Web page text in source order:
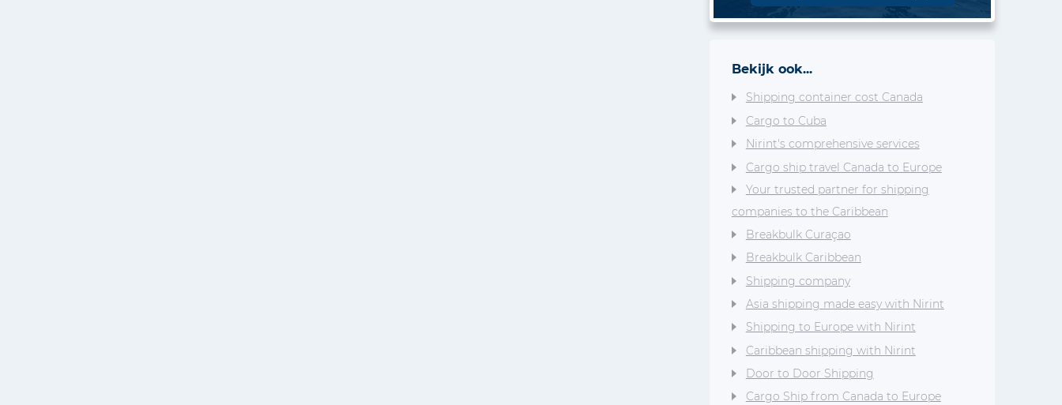
Bekijk ook...
Shipping container cost Canada
Cargo to Cuba
Nirint's comprehensive services
Cargo ship travel Canada to Europe
Your trusted partner for shipping
companies to the Caribbean
Breakbulk Curaçao
Breakbulk Caribbean
Shipping company
Asia shipping made easy with Nirint
Shipping to Europe with Nirint
Caribbean shipping with Nirint
Door to Door Shipping
Cargo Ship from Canada to Europe